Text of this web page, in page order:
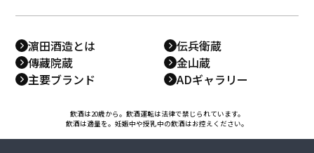
濵田酒造とは
伝兵衛蔵
傳藏院蔵
金山蔵
主要ブランド
ADギャラリー
飲酒は20歳から。飲酒運転は法律で禁じられています。
飲酒は適量を。妊娠中や授乳中の飲酒はお控えください。